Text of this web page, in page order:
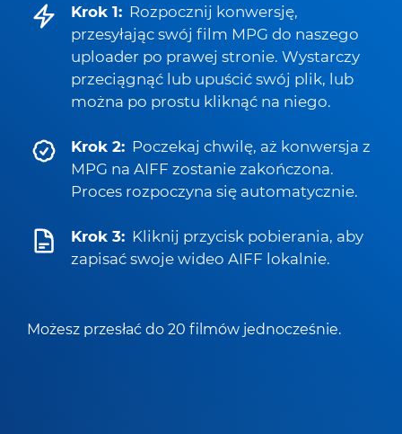
Krok 1: Rozpocznij konwersję,
przesyłając swój film MPG do naszego
uploader po prawej stronie. Wystarczy
przeciągnąć lub upuścić swój plik, lub
można po prostu kliknąć na niego.
Krok 2: Poczekaj chwilę, aż konwersja z
MPG na AIFF zostanie zakończona.
Proces rozpoczyna się automatycznie.
Krok 3: Kliknij przycisk pobierania, aby
zapisać swoje wideo AIFF lokalnie.
Możesz przesłać do 20 filmów jednocześnie.